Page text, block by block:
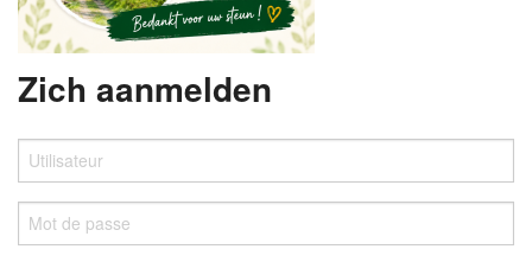
Zich aanmelden